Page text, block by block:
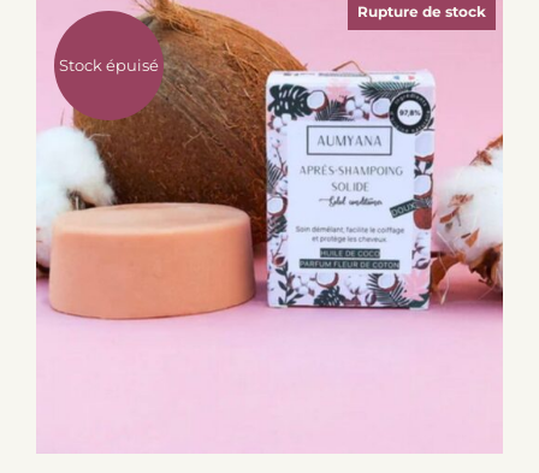
Stock épuisé
Rupture de stock